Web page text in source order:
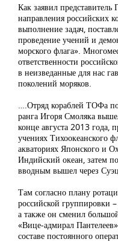
Как заявил представитель
направления российских
выполнение задач,
проведение учений и
морского флага».
ответственности
в неизведанные для нас
поколений моряков.
….Отряд кораблей ТОФа
ранга Игоря Смоляка
конце августа 2013 года,
учениях Тихоокеанского
акваториях Японского и
Индийский океан, затем
вводным вышел через
Там согласно плану
российской группировки
а также он сменил
«Вице-адмирал
составе постоянного